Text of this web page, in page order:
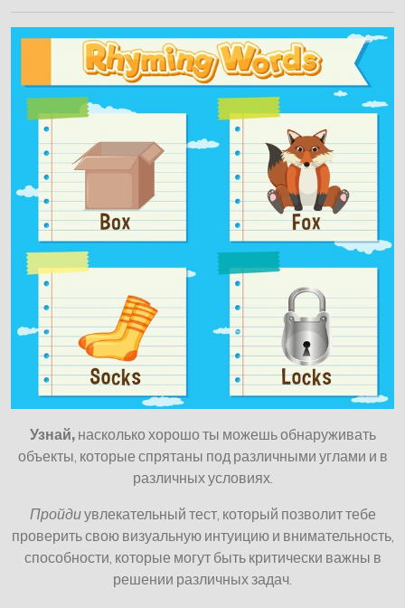
Узнай,насколько хорошо ты можешь обнаруживать
объекты, которые спрятаны под различными углами и в
различных условиях.
Пройдиувлекательный тест, который позволит тебе
проверить свою визуальную интуицию и внимательность,
способности, которые могут быть критически важны в
решении различных задач.